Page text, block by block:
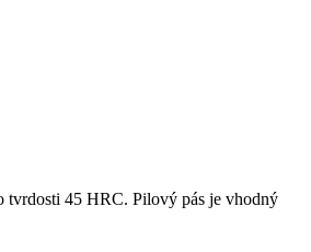
tvrdosti 45 HRC. Pilový pás je vhodný